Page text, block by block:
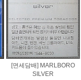
[면세담배] MARLBORO
SILVER